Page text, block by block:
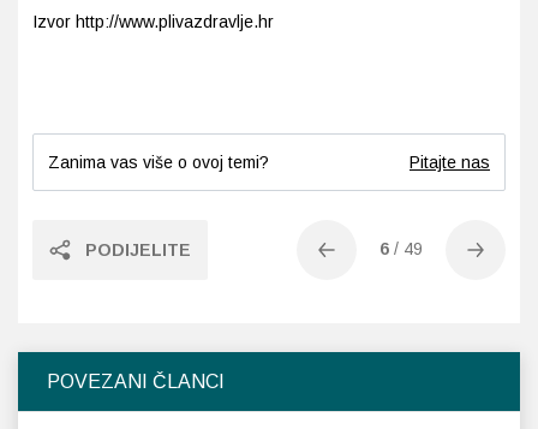
POVEZANI ČLANCI
Izvor http://www.plivazdravlje.hr
Zanima vas više o ovoj temi? Pitajte nas
PODIJELITE 6 / 49